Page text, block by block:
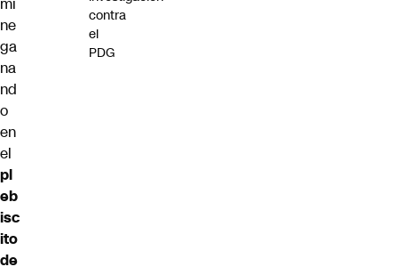
ne
ga
na
nd
o
en
el
pl
eb
isc
ito
de
contra
el
PDG